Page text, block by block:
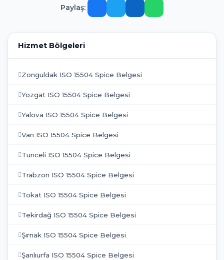
Paylaş:
Hizmet Bölgeleri
Zonguldak ISO 15504 Spice Belgesi
Yozgat ISO 15504 Spice Belgesi
Yalova ISO 15504 Spice Belgesi
Van ISO 15504 Spice Belgesi
Tunceli ISO 15504 Spice Belgesi
Trabzon ISO 15504 Spice Belgesi
Tokat ISO 15504 Spice Belgesi
Tekirdağ ISO 15504 Spice Belgesi
Şırnak ISO 15504 Spice Belgesi
Şanlıurfa ISO 15504 Spice Belgesi